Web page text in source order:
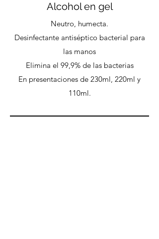
Alcohol en gel
Neutro, humecta.
Desinfectante antiséptico bacterial para
las manos
Elimina el 99,9% de las bacterias
En presentaciones de 230ml, 220ml y
110ml.